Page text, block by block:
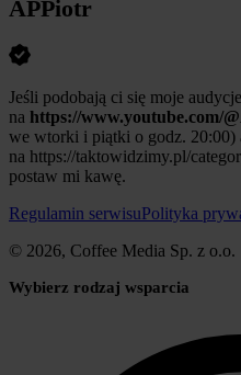
APPiotr
Jeśli podobają ci się moje
na https://www.youtube.com/
we wtorki i piątki o godz. 20:00)
na https://taktowidzimy.pl/
postaw mi kawę.
Regulamin serwisuPolityka
© 2026, Coffee Media Sp. z o.o.
Wybierz rodzaj wsparcia